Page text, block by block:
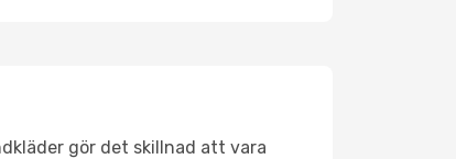
gör det skillnad att vara